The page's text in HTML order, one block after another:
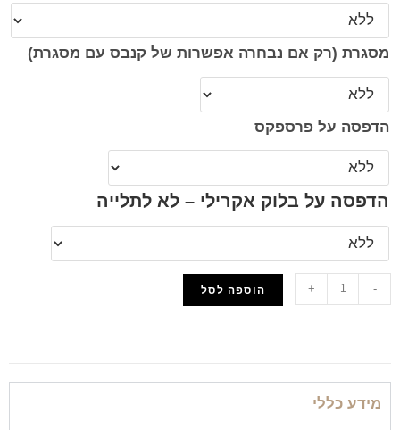
מסגרת (רק אם נבחרה אפשרות של קנבס עם מסגרת)
הדפסה על פרספקס
הדפסה על בלוק אקרילי – לא לתלייה
-
+ הוספה לסל
מידע כללי